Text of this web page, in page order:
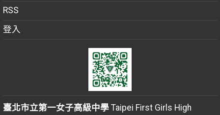
RSS
登入
臺北市立第一女子高級中學Taipei First Girls High